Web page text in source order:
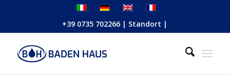
+39 0735 702266 | Standort |